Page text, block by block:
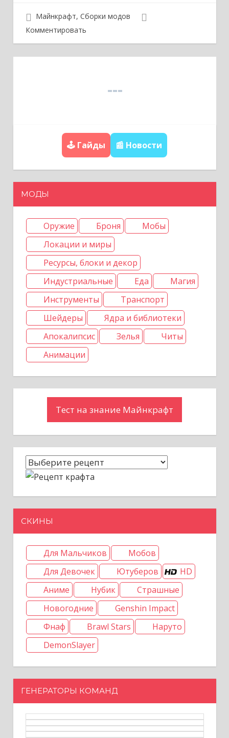
а
и
п
и
с
я
м
Майнкрафт, Сборки модов
Комментировать
🕹️ Гайды 📰 Новости
МОДЫ
Оружие Броня
Мобы
Локации и миры
Ресурсы, блоки и декор
Индустриальные
Еда
Магия
Инструменты
Транспорт
Шейдеры
Ядра и библиотеки
Апокалипсис
Зелья
Читы
Анимации
Тест на знание Майнкрафт
СКИНЫ
Для Мальчиков
Мобов
Для Девочек
Ютуберов
HD
Аниме
Нубик
Страшные
Новогодние
Genshin Impact
Фнаф
Brawl Stars
Наруто
DemonSlayer
ГЕНЕРАТОРЫ КОМАНД